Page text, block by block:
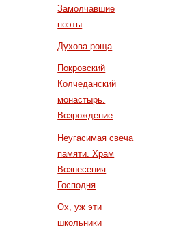
Замолчавшие
поэты
Духова роща
Покровский
Колчеданский
монастырь.
Возрождение
Неугасимая свеча
памяти. Храм
Вознесения
Господня
Ох, уж эти
школьники